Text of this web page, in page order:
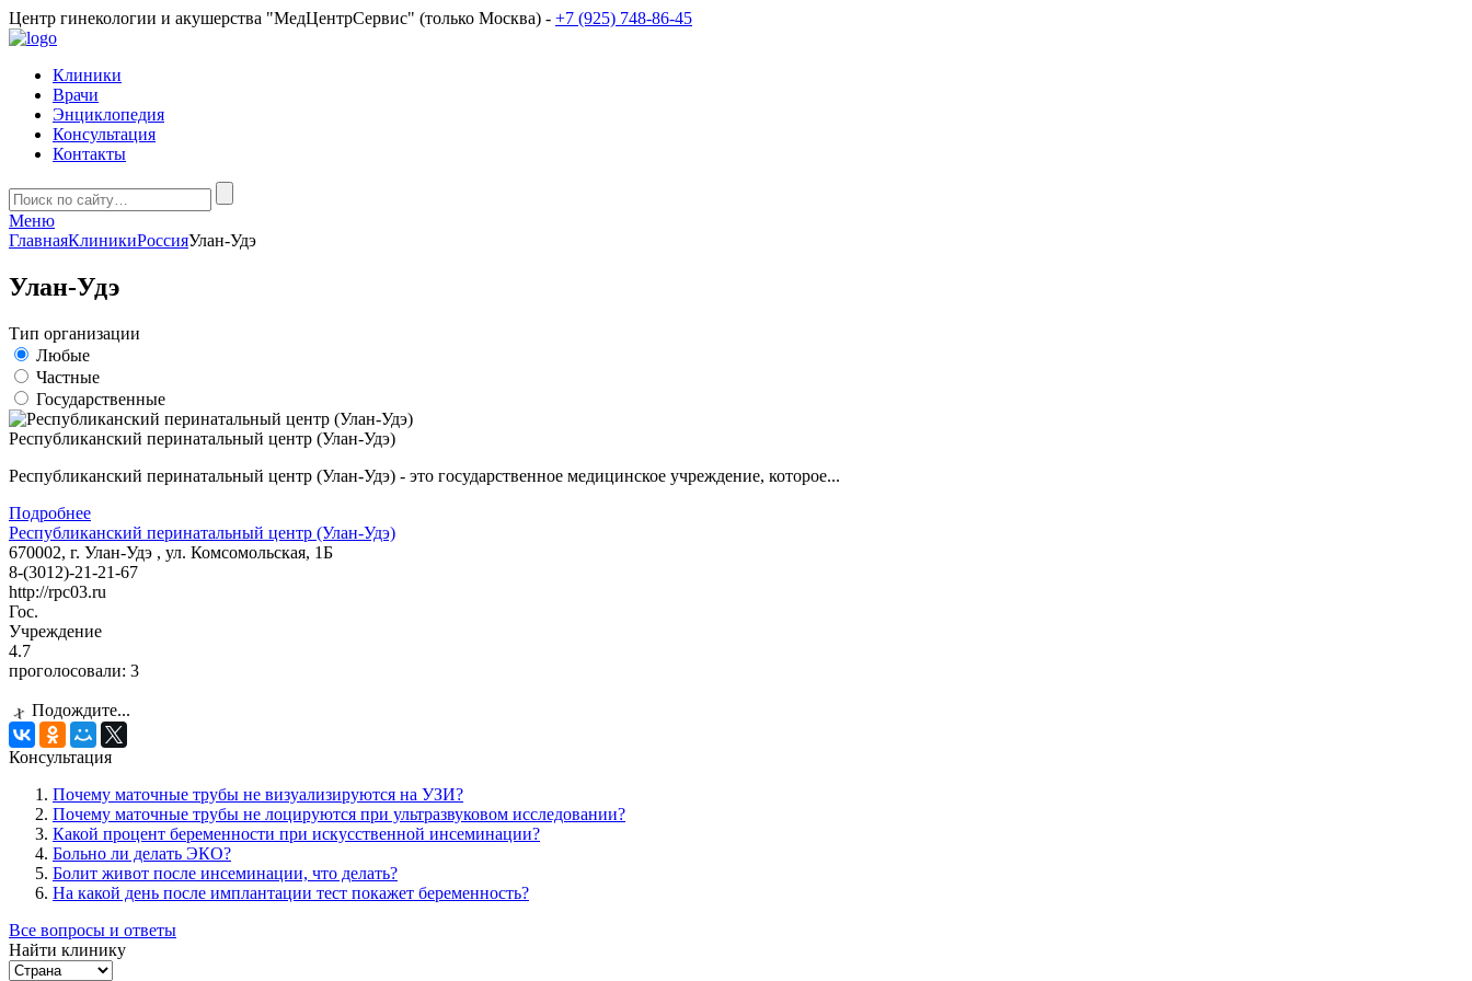
Центр гинекологии и акушерства "МедЦентрСервис" (только Москва) - +7 (925) 748-86-45
Клиники
Врачи
Энциклопедия
Консультация
Контакты
Меню
ГлавнаяКлиникиРоссияУлан-Удэ
Улан-Удэ
Тип организации
Любые
Частные
Государственные
Республиканский перинатальный центр (Улан-Удэ)
Республиканский перинатальный центр (Улан-Удэ) - это государственное медицинское учреждение, которое...
Подробнее
Республиканский перинатальный центр (Улан-Удэ)
670002, г. Улан-Удэ , ул. Комсомольская, 1Б
8-(3012)-21-21-67
http://rpc03.ru
Гос.
Учреждение
4.7
проголосовали: 3
Подождите...
Консультация
Почему маточные трубы не визуализируются на УЗИ?
Почему маточные трубы не лоцируются при ультразвуковом исследовании?
Какой процент беременности при искусственной инсеминации?
Больно ли делать ЭКО?
Болит живот после инсеминации, что делать?
На какой день после имплантации тест покажет беременность?
Все вопросы и ответы
Найти клинику